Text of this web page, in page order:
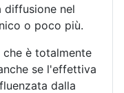
diffusione nel
o poco più.
che è totalmente
se l'effettiva
dalla